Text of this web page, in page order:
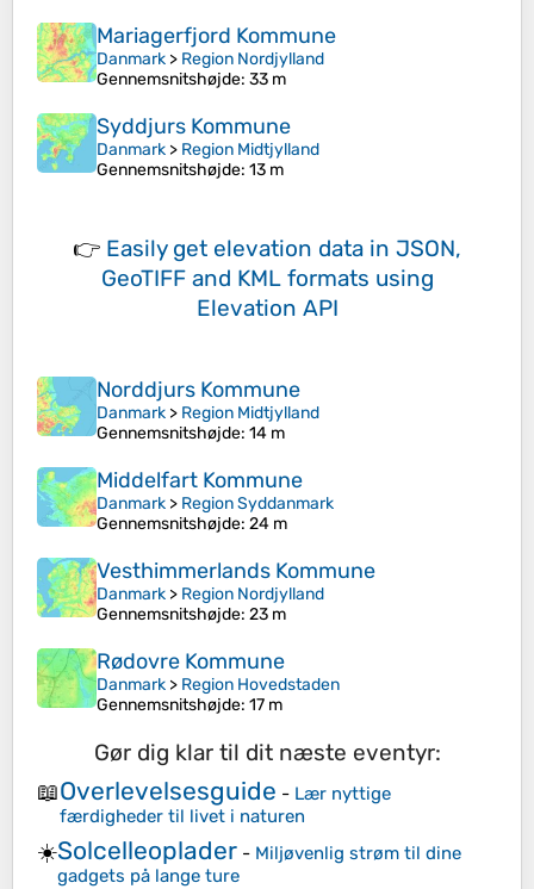
Mariagerfjord Kommune
Danmark > Region Nordjylland
Gennemsnitshøjde: 33 m
Syddjurs Kommune
Danmark > Region Midtjylland
Gennemsnitshøjde: 13 m
👉 Easily get elevation data in JSON,
GeoTIFF and KML formats using
Elevation API
Norddjurs Kommune
Danmark > Region Midtjylland
Gennemsnitshøjde: 14 m
Middelfart Kommune
Danmark > Region Syddanmark
Gennemsnitshøjde: 24 m
Vesthimmerlands Kommune
Danmark > Region Nordjylland
Gennemsnitshøjde: 23 m
Rødovre Kommune
Danmark > Region Hovedstaden
Gennemsnitshøjde: 17 m
Gør dig klar til dit næste eventyr:
📖Overlevelsesguide - Lær nyttige
færdigheder til livet i naturen
☀️Solcelleoplader - Miljøvenlig strøm til dine
gadgets på lange ture